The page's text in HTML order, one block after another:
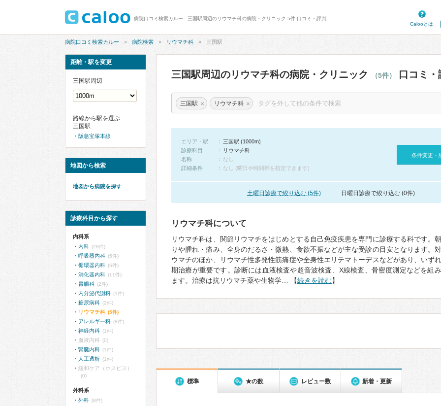
病院口コミ検索カルー - 三国駅周辺のリウマチ科の病院・クリニック 5件 口コミ・評判
Calooとは
病院口コミ検索カルー 病院検索 リウマチ科 三国駅
三国駅周辺のリウマチ科の病院・クリニック （5件） 口コミ・
三国駅 × リウマチ科 ×
エリア・駅
三国駅 (1000m)
診療科目
リウマチ科
名称
なし
詳細条件
なし (曜日や時間帯を指定できます)
条件変更・
土曜日診療で絞り込む (5件) 日曜日診療で絞り込む (0件)
リウマチ科について
リウマチ科は、関節リウマチをはじめとする自己免疫疾患を専門に診療する科です。
りや腫れ・痛み、全身のだるさ・微熱、食欲不振などが主な受診の目安となります。
ウマチのほか、リウマチ性多発性筋痛症や全身性エリテマトーデスなどがあり、いず
期治療が重要です。診断には血液検査や超音波検査、X線検査、骨密度測定などを組
ます。治療は抗リウマチ薬や生物学… 【続きを読む】
標準 ★の数 レビュー数 新着・更新
距離・駅を変更
三国駅周辺
路線から駅を選ぶ
三国駅
阪急宝塚本線
地図から検索
地図から病院を探す
診療科目から探す
内科系
内科 (28件)
呼吸器内科 (5件)
循環器内科 (6件)
消化器内科 (11件)
胃腸科 (2件)
内分泌代謝科 (1件)
糖尿病科 (2件)
リウマチ科 (5件)
アレルギー科 (8件)
神経内科 (1件)
血液内科 (0)
腎臓内科 (1件)
人工透析 (1件)
緩和ケア（ホスピス）
(0)
外科系
外科 (8件)